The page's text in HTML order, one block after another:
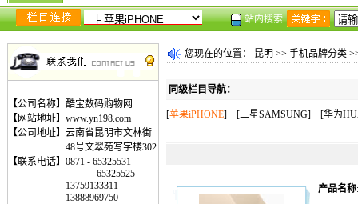
站内搜索
【公司名称】酷宝数码购物网
【网站地址】www.yn198.com
【公司地址】云南省昆明市文林街
48号文翠苑写字楼302
【联系电话】0871 - 65325531
65325525
13759133311
13888969750
您现在的位置： 昆明 >> 手机品牌分类
同级栏目导航：
[苹果iPHONE] [三星SAMSUNG] [华为
产品名称